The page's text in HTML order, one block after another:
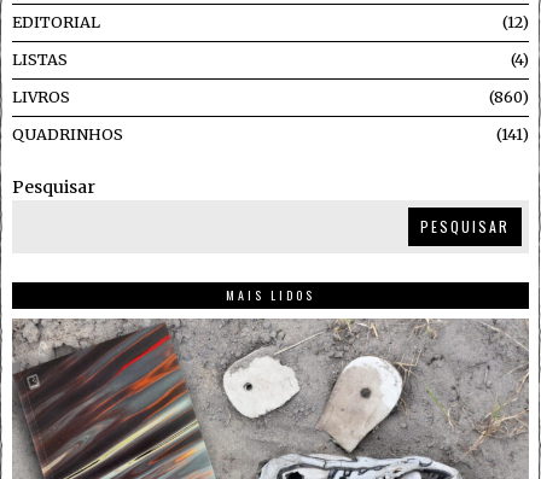
EDITORIAL 12
LISTAS 4
LIVROS 860
QUADRINHOS 141
Pesquisar
PESQUISAR
MAIS LIDOS